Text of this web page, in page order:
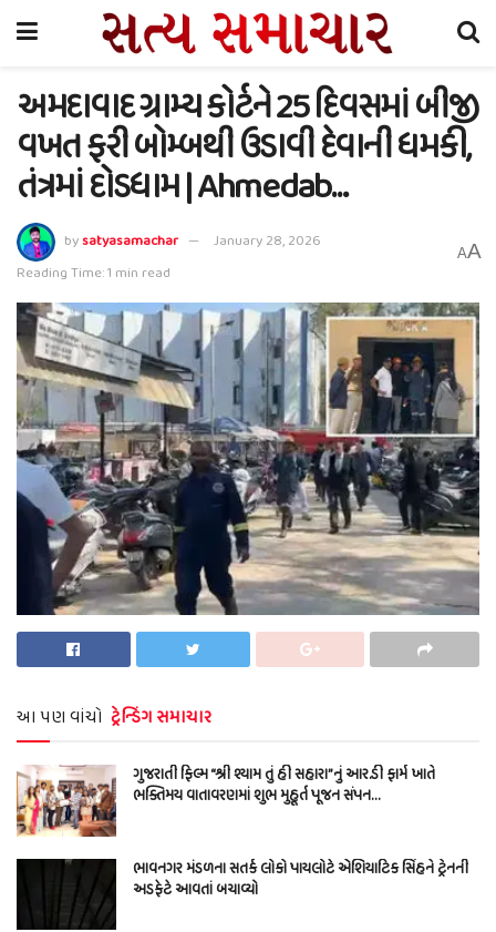
અમદાવાદ ગ્રામ્ય કોર્ટને 25 દિવસમાં બીજી
વખત ફરી બોમ્બથી ઉડાવી દેવાની ધમકી,
તંત્રમાં દોડધામ | Ahmedab…
bysatyasamachar
January 28, 2026
Reading Time: 1 min read
AA
આ પણ વાંચો ટ્રેન્ડિંગ સમાચાર
ગુજરાતી ફિલ્મ “શ્રી શ્યામ તું હી સહારા”નું આર.ડી ફાર્મ ખાતે
ભક્તિમય વાતાવરણમાં શુભ મુહૂર્ત પૂજન સંપન…
ભાવનગર મંડળના સતર્ક લોકો પાયલોટે એશિયાટિક સિંહને ટ્રેનની
અડફેટે આવતાં બચાવ્યો